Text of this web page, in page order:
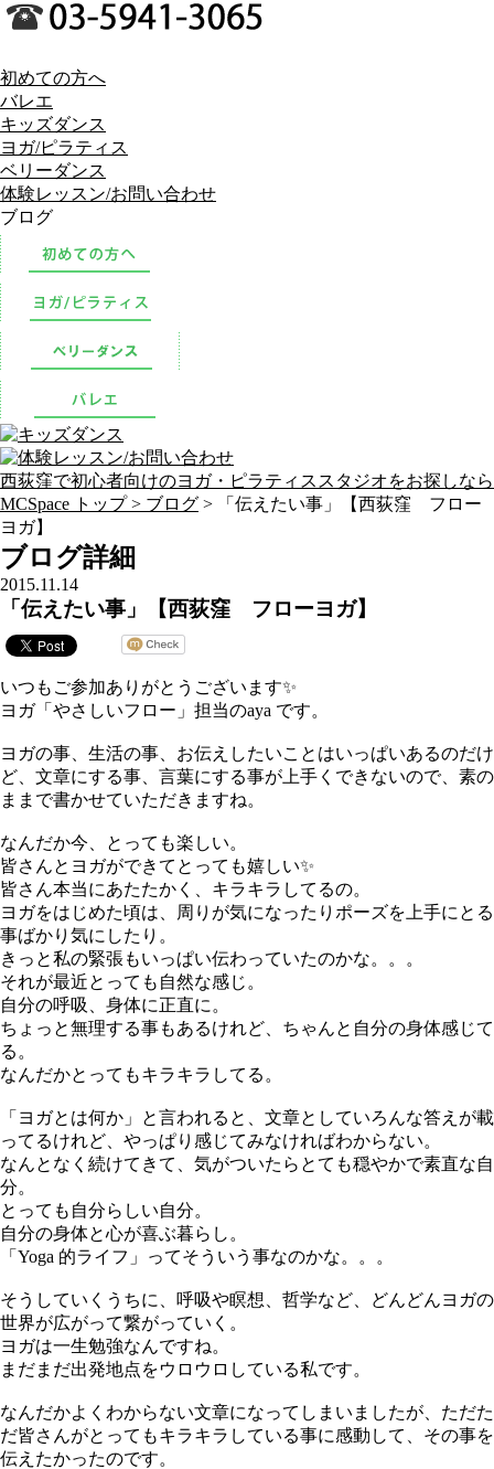
初めての方へ
バレエ
キッズダンス
ヨガ/ピラティス
ベリーダンス
体験レッスン/お問い合わせ
ブログ
西荻窪で初心者向けのヨガ・ピラティススタジオをお探しなら
MCSpace トップ > ブログ > 「伝えたい事」【西荻窪 フロー
ヨガ】
ブログ詳細
2015.11.14
「伝えたい事」【西荻窪 フローヨガ】
いつもご参加ありがとうございます✨
ヨガ「やさしいフロー」担当のaya です。
ヨガの事、生活の事、お伝えしたいことはいっぱいあるのだけ
ど、文章にする事、言葉にする事が上手くできないので、素の
ままで書かせていただきますね。
なんだか今、とっても楽しい。
皆さんとヨガができてとっても嬉しい✨
皆さん本当にあたたかく、キラキラしてるの。
ヨガをはじめた頃は、周りが気になったりポーズを上手にとる
事ばかり気にしたり。
きっと私の緊張もいっぱい伝わっていたのかな。。。
それが最近とっても自然な感じ。
自分の呼吸、身体に正直に。
ちょっと無理する事もあるけれど、ちゃんと自分の身体感じて
る。
なんだかとってもキラキラしてる。
「ヨガとは何か」と言われると、文章としていろんな答えが載
ってるけれど、やっぱり感じてみなければわからない。
なんとなく続けてきて、気がついたらとても穏やかで素直な自
分。
とっても自分らしい自分。
自分の身体と心が喜ぶ暮らし。
「Yoga 的ライフ」ってそういう事なのかな。。。
そうしていくうちに、呼吸や瞑想、哲学など、どんどんヨガの
世界が広がって繋がっていく。
ヨガは一生勉強なんですね。
まだまだ出発地点をウロウロしている私です。
なんだかよくわからない文章になってしまいましたが、ただた
だ皆さんがとってもキラキラしている事に感動して、その事を
伝えたかったのです。